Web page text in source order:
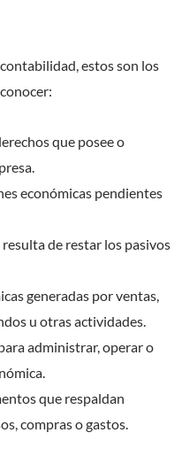
estos son los
que posee o
económicas pendientes
de restar los pasivos
generadas por ventas,
u otras actividades.
administrar, operar o
que respaldan
compras o gastos.